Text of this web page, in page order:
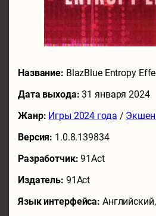
Название: BlazBlue Entropy
Дата выхода:31 января 2024
Жанр: Игры 2024 года /
Версия: 1.0.8.139834
Разработчик:91Act
Издатель: 91Act
Язык интерфейса: